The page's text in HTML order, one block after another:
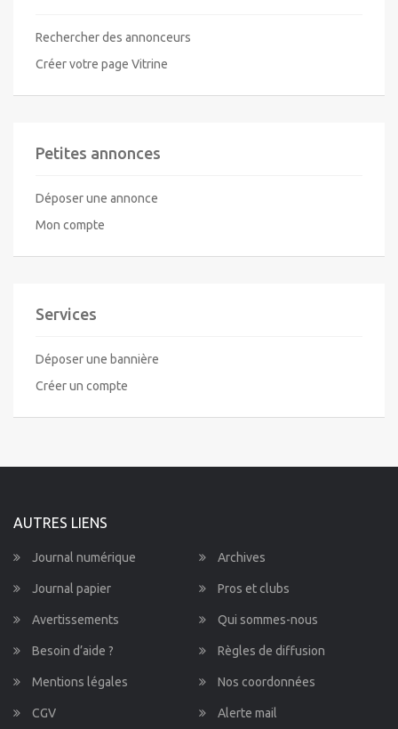
Rechercher des annonceurs
Créer votre page Vitrine
Petites annonces
Déposer une annonce
Mon compte
Services
Déposer une bannière
Créer un compte
AUTRES LIENS
Journal numérique Archives
Journal papier Pros et clubs
Avertissements Qui sommes-nous
Besoin d’aide ? Règles de diffusion
Mentions légales Nos coordonnées
CGV Alerte mail